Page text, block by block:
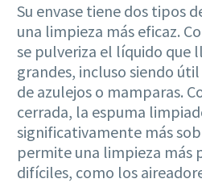
Su envase tiene dos tipos
una limpieza más eficaz.
se pulveriza el líquido que
grandes, incluso siendo
de azulejos o mamparas.
cerrada, la espuma
significativamente más
permite una limpieza más
difíciles, como los